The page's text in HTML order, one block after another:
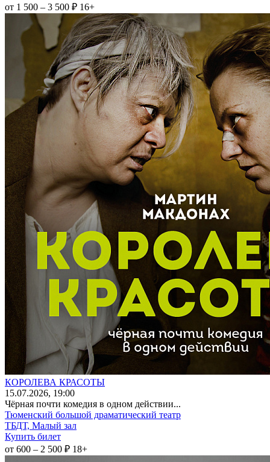
от 1 500 – 3 500 ₽ 16+
КОРОЛЕВА КРАСОТЫ
15.07.2026, 19:00
Чёрная почти комедия в одном действии...
Тюменский большой драматический театр
ТБДТ, Малый зал
Купить билет
от 600 – 2 500 ₽ 18+